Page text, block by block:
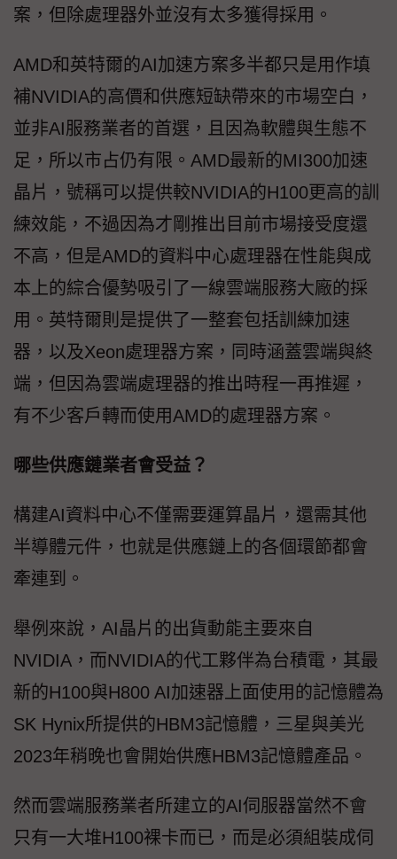
案，但除處理器外並沒有太多獲得採用。
AMD和英特爾的AI加速方案多半都只是用作填
補NVIDIA的高價和供應短缺帶來的市場空白，
並非AI服務業者的首選，且因為軟體與生態不
足，所以市占仍有限。AMD最新的MI300加速
晶片，號稱可以提供較NVIDIA的H100更高的訓
練效能，不過因為才剛推出目前市場接受度還
不高，但是AMD的資料中心處理器在性能與成
本上的綜合優勢吸引了一線雲端服務大廠的採
用。英特爾則是提供了一整套包括訓練加速
器，以及Xeon處理器方案，同時涵蓋雲端與終
端，但因為雲端處理器的推出時程一再推遲，
有不少客戶轉而使用AMD的處理器方案。
哪些供應鏈業者會受益？
構建AI資料中心不僅需要運算晶片，還需其他
半導體元件，也就是供應鏈上的各個環節都會
牽連到。
舉例來說，AI晶片的出貨動能主要來自
NVIDIA，而NVIDIA的代工夥伴為台積電，其最
新的H100與H800 AI加速器上面使用的記憶體為
SK Hynix所提供的HBM3記憶體，三星與美光
2023年稍晚也會開始供應HBM3記憶體產品。
然而雲端服務業者所建立的AI伺服器當然不會
只有一大堆H100裸卡而已，而是必須組裝成伺